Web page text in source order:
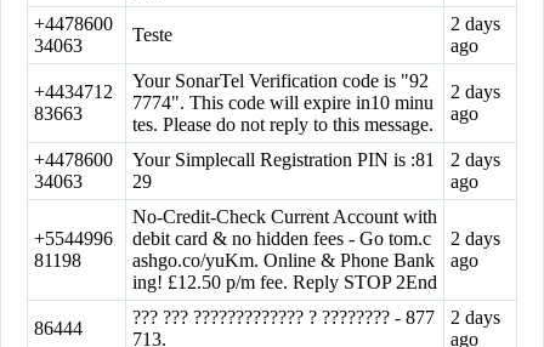
+4478600
34063
Teste
2 days
ago
+4434712
83663
Your SonarTel Verification code is "92
7774". This code will expire in10 minu
tes. Please do not reply to this message.
2 days
ago
+4478600
34063
Your Simplecall Registration PIN is :81
29
2 days
ago
+5544996
81198
No-Credit-Check Current Account with
debit card & no hidden fees - Go tom.c
ashgo.co/yuKm. Online & Phone Bank
ing! £12.50 p/m fee. Reply STOP 2End
2 days
ago
86444
??? ??? ????????????? ? ???????? - 877
713.
2 days
ago